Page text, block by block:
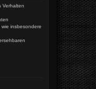
Verhalten
insbesondere